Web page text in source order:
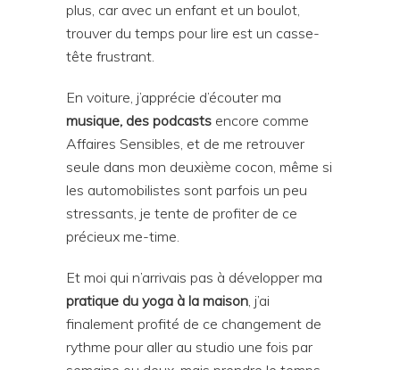
plus, car avec un enfant et un boulot,
trouver du temps pour lire est un casse-
tête frustrant.
En voiture, j’apprécie d’écouter ma
musique, des podcasts encore comme
Affaires Sensibles, et de me retrouver
seule dans mon deuxième cocon, même si
les automobilistes sont parfois un peu
stressants, je tente de profiter de ce
précieux me-time.
Et moi qui n’arrivais pas à développer ma
pratique du yoga à la maison, j’ai
finalement profité de ce changement de
rythme pour aller au studio une fois par